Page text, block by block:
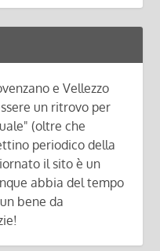
e Vellezzo
un ritrovo per
(oltre che
periodico della
il sito è un
abbia del tempo
bene da